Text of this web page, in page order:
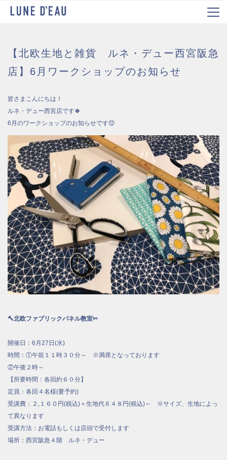
【北欧生地と雑貨 ルネ・デュー西宮阪急
店】6月ワークショップのお知らせ
皆さまこんにちは！
ルネ・デュー西宮店です🍀
6月のワークショップのお知らせです😊
🔨北欧ファブリックパネル教室✂
開催日：6月27日(水)
時間：①午前１１時３０分～ ※満席となっております
②午後２時～
【所要時間：各回約６０分】
定員：各回４名様(要予約)
受講費：２,１６０円(税込)＋生地代６４８円(税込)～ ※サイズ、生地によっ
て異なります
受講方法：お電話もしくは店頭で受付します
場所：西宮阪急４階 ルネ・デュー